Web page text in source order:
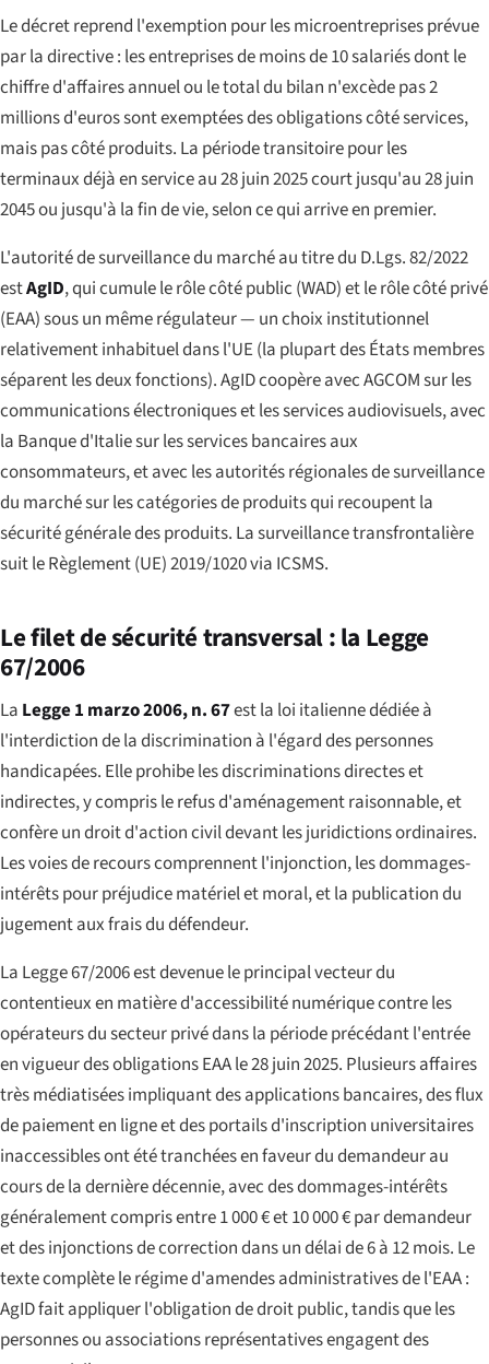
Le décret reprend l'exemption pour les microentreprises prévue
par la directive : les entreprises de moins de 10 salariés dont le
chiffre d'affaires annuel ou le total du bilan n'excède pas 2
millions d'euros sont exemptées des obligations côté services,
mais pas côté produits. La période transitoire pour les
terminaux déjà en service au 28 juin 2025 court jusqu'au 28 juin
2045 ou jusqu'à la fin de vie, selon ce qui arrive en premier.
L'autorité de surveillance du marché au titre du D.Lgs. 82/2022
estAgID, qui cumule le rôle côté public (WAD) et le rôle côté privé
(EAA) sous un même régulateur — un choix institutionnel
relativement inhabituel dans l'UE (la plupart des États membres
séparent les deux fonctions). AgID coopère avec AGCOM sur les
communications électroniques et les services audiovisuels, avec
la Banque d'Italie sur les services bancaires aux
consommateurs, et avec les autorités régionales de surveillance
du marché sur les catégories de produits qui recoupent la
sécurité générale des produits. La surveillance transfrontalière
suit le Règlement (UE) 2019/1020 via ICSMS.
Le filet de sécurité transversal : la Legge
67/2006
La Legge 1 marzo 2006, n. 67est la loi italienne dédiée à
l'interdiction de la discrimination à l'égard des personnes
handicapées. Elle prohibe les discriminations directes et
indirectes, y compris le refus d'aménagement raisonnable, et
confère un droit d'action civil devant les juridictions ordinaires.
Les voies de recours comprennent l'injonction, les dommages-
intérêts pour préjudice matériel et moral, et la publication du
jugement aux frais du défendeur.
La Legge 67/2006 est devenue le principal vecteur du
contentieux en matière d'accessibilité numérique contre les
opérateurs du secteur privé dans la période précédant l'entrée
en vigueur des obligations EAA le 28 juin 2025. Plusieurs affaires
très médiatisées impliquant des applications bancaires, des flux
de paiement en ligne et des portails d'inscription universitaires
inaccessibles ont été tranchées en faveur du demandeur au
cours de la dernière décennie, avec des dommages-intérêts
généralement compris entre 1 000 € et 10 000 € par demandeur
et des injonctions de correction dans un délai de 6 à 12 mois. Le
texte complète le régime d'amendes administratives de l'EAA :
AgID fait appliquer l'obligation de droit public, tandis que les
personnes ou associations représentatives engagent des